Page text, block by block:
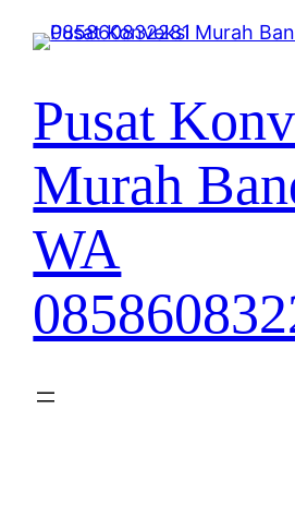
Lewati
Pusat
Murah
WA